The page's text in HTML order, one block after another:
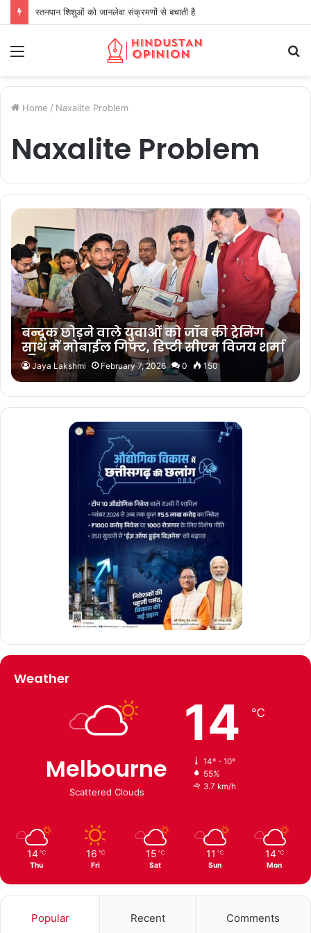
स्तनपान शिशुओं को जानलेवा संक्रमणों से बचाती है
Home / Naxalite Problem
Naxalite Problem
बन्दूक छोड़ने वाले युवाओं को जॉब की ट्रेनिंग
साथ में मोबाईल गिफ्ट, डिप्टी सीएम विजय शर्मा
की पहल…
Jaya Lakshmi February 7, 2026 0 150
Weather
Melbourne
Scattered Clouds
14 ℃
14º - 10º
55%
3.7 km/h
14 ℃
Thu
16 ℃
Fri
15 ℃
Sat
11 ℃
Sun
14 ℃
Mon
Popular Recent Comments